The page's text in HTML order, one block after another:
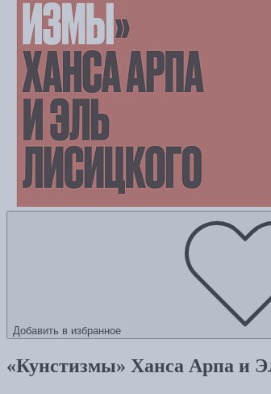
Добавить в избранное
«Кунстизмы» Ханса Арпа и